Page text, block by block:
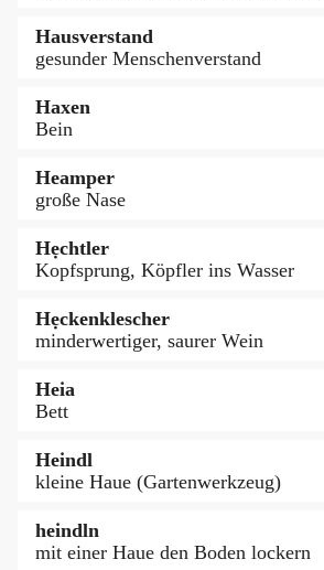
Hausverstand
gesunder Menschenverstand
Haxen
Bein
Heamper
große Nase
Hẹchtler
Kopfsprung, Köpfler ins Wasser
Hẹckenklescher
minderwertiger, saurer Wein
Heia
Bett
Heindl
kleine Haue (Gartenwerkzeug)
heindln
mit einer Haue den Boden lockern